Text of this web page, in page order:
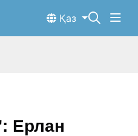
Қаз
Ерлан